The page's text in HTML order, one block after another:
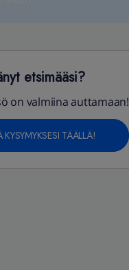
etsimääsi?
on valmiina auttamaan!
KYSYMYKSESI TÄÄLLÄ!